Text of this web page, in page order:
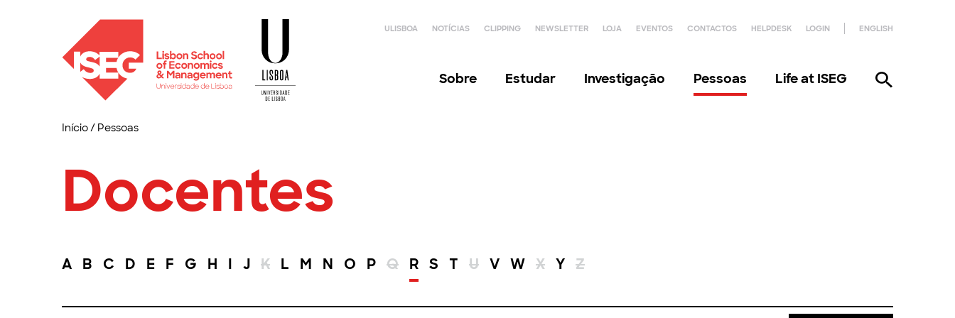
ULISBOA NOTÍCIAS CLIPPING NEWSLETTER LOJA EVENTOS CONTACTOS HELPDESK LOGIN ENGLISH
Sobre Estudar Investigação Pessoas Life at ISEG
Início/ Pessoas
Docentes
A B C D E F G H I J K L M N O P Q R S T U V W X Y Z